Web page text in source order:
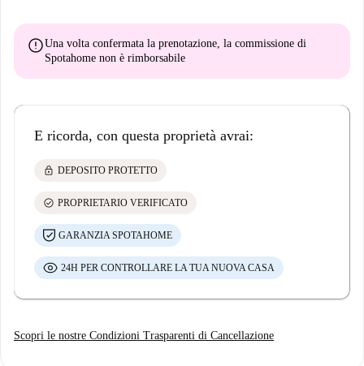
errorUna volta confermata la prenotazione, la commissione di
Spotahome non è rimborsabile
E ricorda, con questa proprietà avrai:
lock DEPOSITO PROTETTO
check_circle PROPRIETARIO VERIFICATO
GARANZIA SPOTAHOME
24H PER CONTROLLARE LA TUA NUOVA CASA
Scopri le nostre Condizioni Trasparenti di Cancellazione